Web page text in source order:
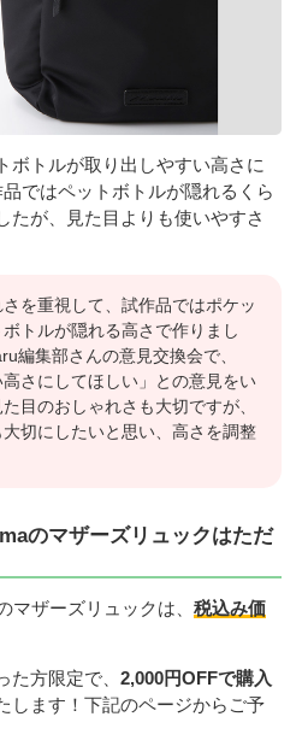
ボトルが取り出しやすい高さに
ではペットボトルが隠れるくら
たが、見た目よりも使いやすさ
を重視して、試作品ではポケッ
ボトルが隠れる高さで作りまし
編集部さんの意見交換会で、
高さにしてほしい」との意見をい
目のおしゃれさも大切ですが、
切にしたいと思い、高さを調整
のマザーズリュックはただ
マザーズリュックは、税込み価
た方限定で、2,000円OFFで購入
します！下記のページからご予